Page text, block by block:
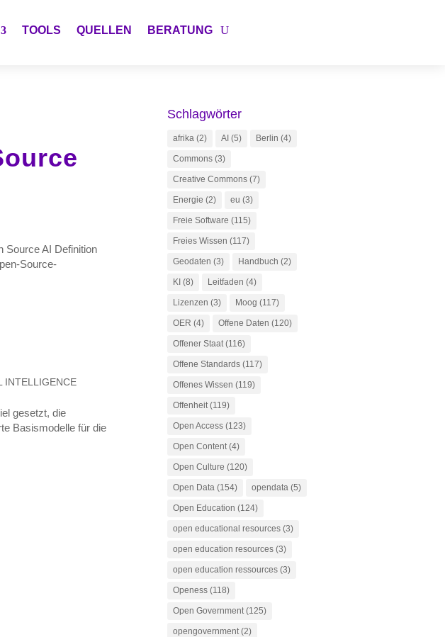
TOOLS QUELLEN BERATUNG
Source AI Definition
Source-
INTELLIGENCE
gesetzt, die
Basismodelle für die
Schlagwörter
afrika(2) AI (5) Berlin (4)
Commons(3)
Creative Commons(7)
Energie (2) eu (3)
Freie Software (115)
Freies Wissen (117)
Geodaten (3) Handbuch (2)
KI (8) Leitfaden (4)
Lizenzen (3) Moog (117)
OER (4) Offene Daten (120)
Offener Staat(116)
Offene Standards(117)
Offenes Wissen (119)
Offenheit(119)
Open Access(123)
Open Content(4)
Open Culture (120)
Open Data(154) opendata(5)
Open Education (124)
open educational resources(3)
open education resources(3)
open education ressources(3)
Openess(118)
Open Government(125)
opengovernment(2)